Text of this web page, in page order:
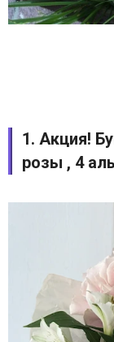
1. Акция!
розы , 4